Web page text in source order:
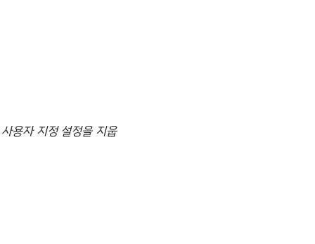
용자 지정 설정을 지웁